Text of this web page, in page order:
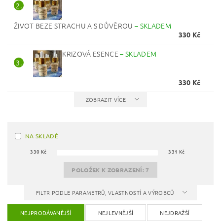
2.
ŽIVOT BEZE STRACHU A S DŮVĚROU– SKLADEM
330 Kč
3.
KRIZOVÁ ESENCE– SKLADEM
330 Kč
ZOBRAZIT VÍCE
NA SKLADĚ
330 Kč 331 Kč
POLOŽEK K ZOBRAZENÍ:7
FILTR PODLE PARAMETRŮ, VLASTNOSTÍ A VÝROBCŮ
NEJPRODÁVANĚJŠÍ NEJLEVNĚJŠÍ NEJDRAŽŠÍ